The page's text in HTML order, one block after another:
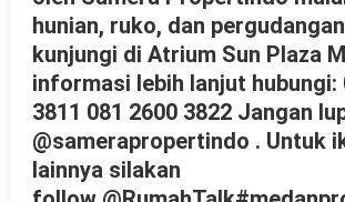
hunian, ruko, dan
kunjungi di Atrium Sun Plaza
informasi lebih lanjut hubungi:
3811 081 2600 3822 Jangan
@samerapropertindo . Untuk
lainnya silakan